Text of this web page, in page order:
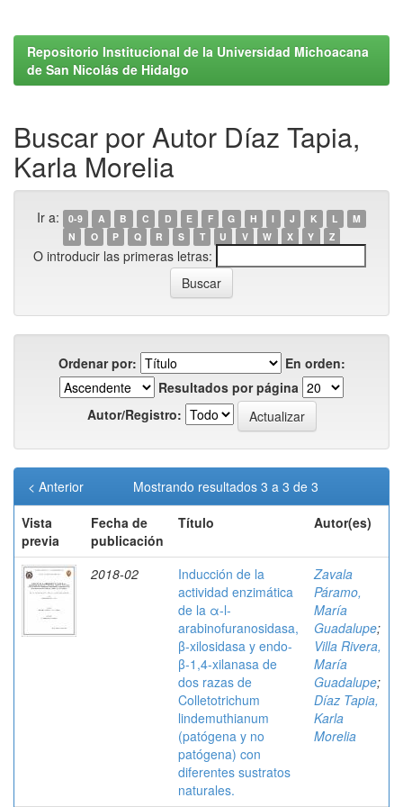
Repositorio Institucional de la Universidad Michoacana
de San Nicolás de Hidalgo
Buscar por Autor Díaz Tapia,
Karla Morelia
Ir a: 0-9 A B C D E F G H I J K L
M
N
O P Q R S T U V W X Y Z
O introducir las primeras letras:
Ordenar por:
En orden:
Resultados por página
Autor/Registro:
Mostrando resultados 3 a 3 de 3
< Anterior
Vista
previa
Fecha de
publicación
Título Autor(es)
2018-02
Inducción de la
actividad enzimática
de la α-l-
arabinofuranosidasa,
β-xilosidasa y endo-
β-1,4-xilanasa de
dos razas de
Colletotrichum
lindemuthianum
(patógena y no
patógena) con
diferentes sustratos
naturales.
Zavala
Páramo,
María
Guadalupe;
Villa Rivera,
María
Guadalupe;
Díaz Tapia,
Karla
Morelia